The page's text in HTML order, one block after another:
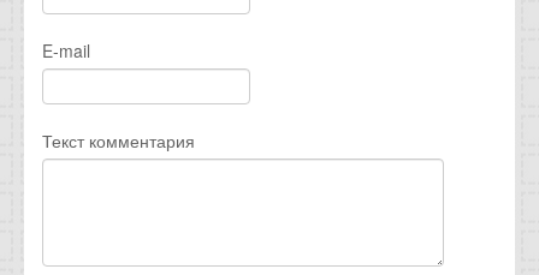
E-mail
Текст комментария